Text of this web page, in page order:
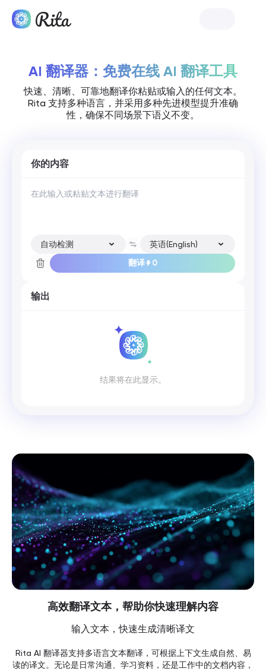
AI 翻译器：免费在线 AI 翻译工具
快速、清晰、可靠地翻译你粘贴或输入的任何文本。
Rita 支持多种语言，并采用多种先进模型提升准确
性，确保不同场景下语义不变。
你的内容
自动检测 英语(English)
翻译 0
输出
结果将在此显示。
高效翻译文本，帮助你快速理解内容
输入文本，快速生成清晰译文
Rita AI 翻译器支持多语言文本翻译，可根据上下文生成自然、易
读的译文。无论是日常沟通、学习资料，还是工作中的文档内容，